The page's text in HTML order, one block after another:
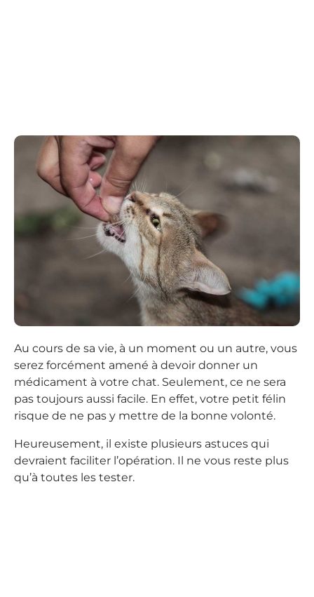
Au cours de sa vie, à un moment ou un autre, vous
serez forcément amené à devoir donner un
médicament à votre chat. Seulement, ce ne sera
pas toujours aussi facile. En effet, votre petit félin
risque de ne pas y mettre de la bonne volonté.
Heureusement, il existe plusieurs astuces qui
devraient faciliter l’opération. Il ne vous reste plus
qu’à toutes les tester.